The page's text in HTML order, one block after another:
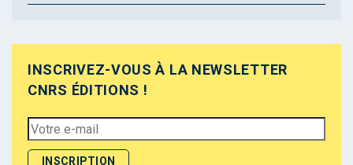
INSCRIVEZ-VOUS À LA NEWSLETTER
CNRS ÉDITIONS !